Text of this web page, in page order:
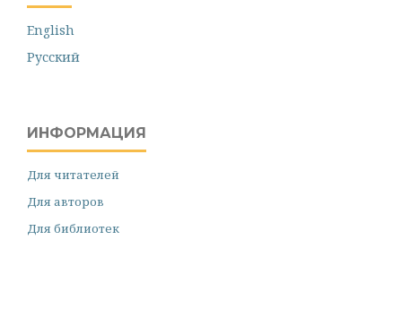
English
Русский
ИНФОРМАЦИЯ
Для читателей
Для авторов
Для библиотек